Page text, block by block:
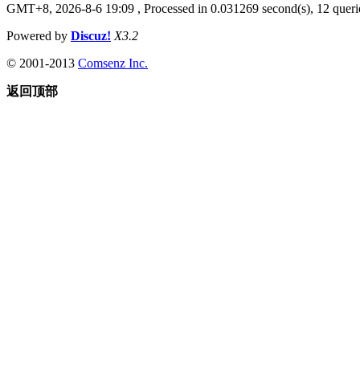
GMT+8, 2026-8-6 19:09 , Processed in 0.031269 second(s), 12
Powered by Discuz! X3.2
© 2001-2013 Comsenz Inc.
返回顶部